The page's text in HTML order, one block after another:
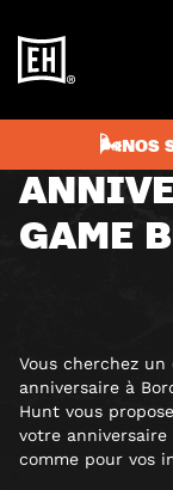
🌬️NOS
GAME
Vous cherchez
anniversaire à
Hunt vous
votre
comme pour vos